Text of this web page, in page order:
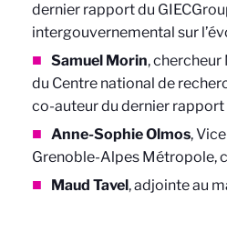
dernier rapport du GIEC
intergouvernemental sur
Samuel Morin,
du Centre national de
co-auteur du dernier rapport
Anne-Sophie Olmos,
Grenoble-Alpes Métropole,
Maud Tavel, adjointe au